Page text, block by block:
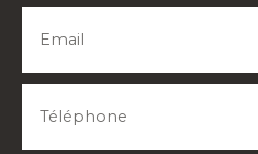
Email
Téléphone